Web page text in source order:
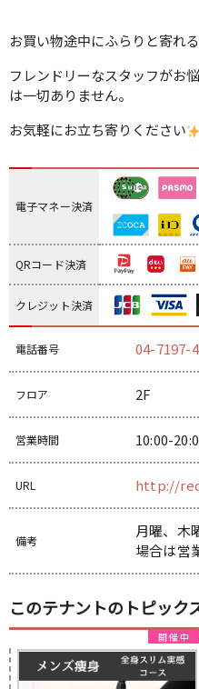
お買い物途中にふらりと寄れ
フレンドリーなスタッフがお
は一切ありません。
お気軽にお立ち寄りください
電子マネー決済
QRコード決済
クレジット決済
電話番号 04-7197-
フロア 2F
営業時間 10:00-
URL http://
備考
月曜、木
場合は営
このテナントのトピック